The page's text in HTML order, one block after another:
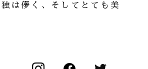
は儚く、そしてとても美